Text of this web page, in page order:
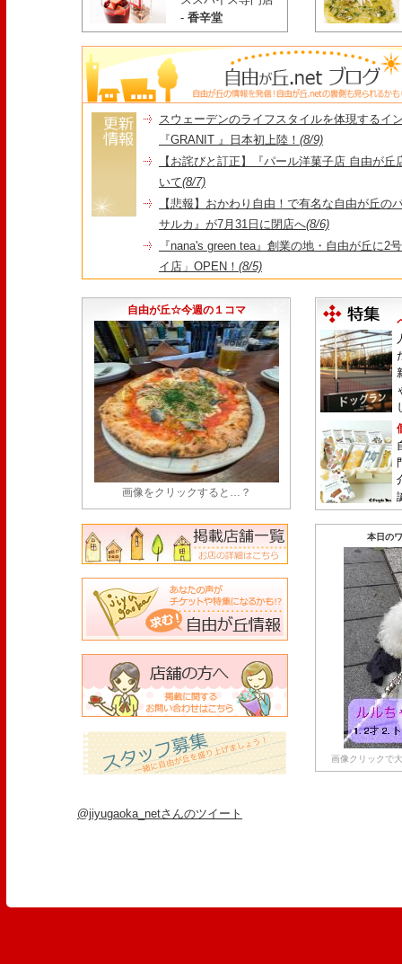
- 香辛堂
スウェーデンのライフスタイルを体現するイ
『GRANIT 』日本初上陸！ (8/9)
【お詫びと訂正】『パール洋菓子店 自由が
いて(8/7)
【悲報】おかわり自由！で有名な自由が丘の
サルカ』が7月31日に閉店へ(8/6)
『nana's green tea』創業の地・自由が丘に2
イ店」OPEN！ (8/5)
店・閉店情報まとめ】
自由が丘☆今週の１コマ
画像をクリックすると…？
本日の
画像クリックで
@jiyugaoka_netさんのツイート